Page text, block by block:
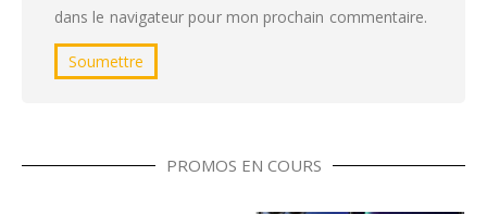
dans le navigateur pour mon prochain commentaire.
PROMOS EN COURS